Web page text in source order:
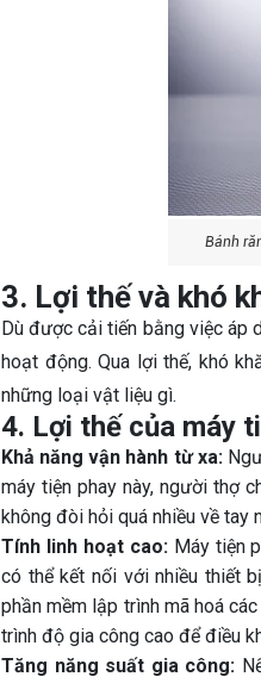
Bánh
3. Lợi thế và khó
Dù được cải tiến bằng việc áp
hoạt động. Qua lợi thế, khó
những loại vật liệu gì.
4. Lợi thế của máy
Khả năng vận hành từ xa:
máy tiện phay này, người thợ
không đòi hỏi quá nhiều về tay
Tính linh hoạt cao:Máy tiện
có thể kết nối với nhiều thiết
phần mềm lập trình mã hoá
trình độ gia công cao để điều
Tăng năng suất gia công: